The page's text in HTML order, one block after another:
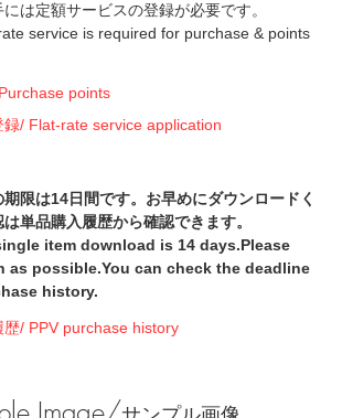
は定額サービスの登録が必要です。
service is required for purchase & points
points
録/ Flat-rate service application
限は14日間です。お早めにダウンロードく
単品購入履歴から確認できます。
item download is 14 days.Please
as possible.You can check the deadline
history.
歴/ PPV purchase history